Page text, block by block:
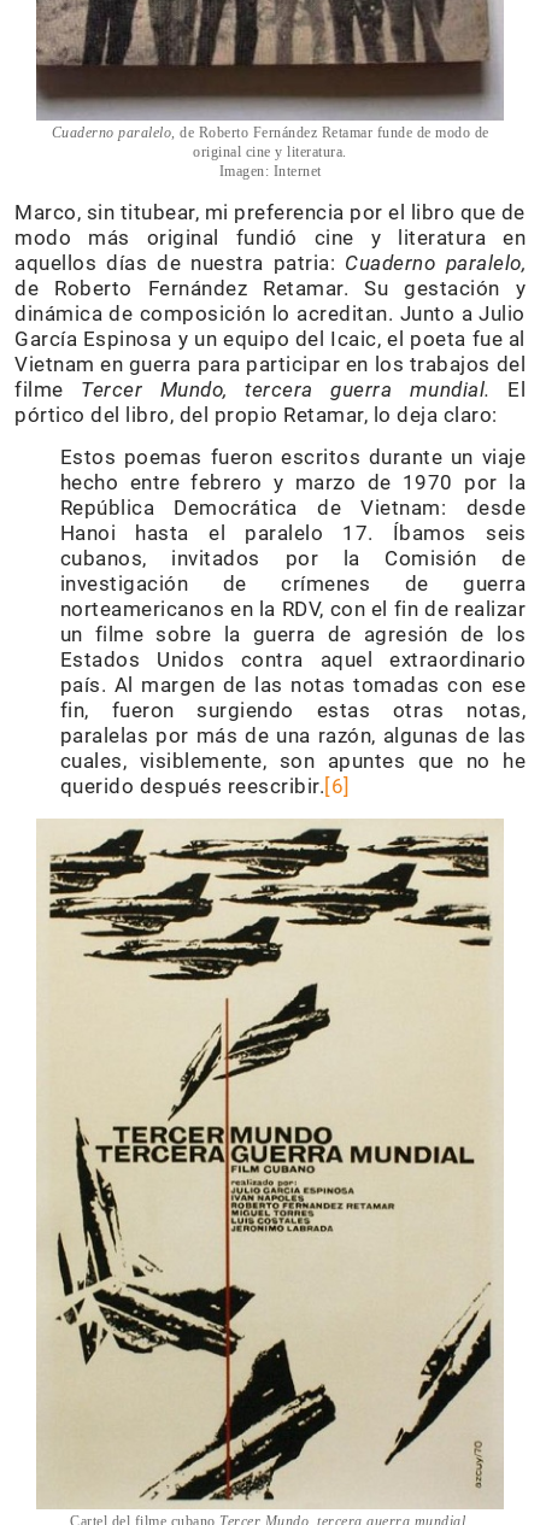
Cuaderno paralelo, de Roberto Fernández Retamar funde de modo de
original cine y literatura.
Imagen: Internet
Marco, sin titubear, mi preferencia por el libro que de
modo más original fundió cine y literatura en
aquellos días de nuestra patria: Cuaderno paralelo,
de Roberto Fernández Retamar. Su gestación y
dinámica de composición lo acreditan. Junto a Julio
García Espinosa y un equipo del Icaic, el poeta fue al
Vietnam en guerra para participar en los trabajos del
filme Tercer Mundo, tercera guerra mundial. El
pórtico del libro, del propio Retamar, lo deja claro:
Estos poemas fueron escritos durante un viaje
hecho entre febrero y marzo de 1970 por la
República Democrática de Vietnam: desde
Hanoi hasta el paralelo 17. Íbamos seis
cubanos, invitados por la Comisión de
investigación de crímenes de guerra
norteamericanos en la RDV, con el fin de realizar
un filme sobre la guerra de agresión de los
Estados Unidos contra aquel extraordinario
país. Al margen de las notas tomadas con ese
fin, fueron surgiendo estas otras notas,
paralelas por más de una razón, algunas de las
cuales, visiblemente, son apuntes que no he
querido después reescribir.[6]
Cartel del filme cubano Tercer Mundo, tercera guerra mundial.